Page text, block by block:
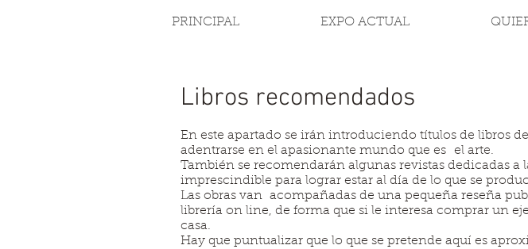
PRINCIPAL EXPO ACTUAL
Libros recomendados
En este apartado se irán introduciendo títulos de libros
adentrarse en el apasionante mundo que es el arte.
También se recomendarán algunas revistas dedicadas
imprescindible para lograr estar al día de lo que se
Las obras van acompañadas de una pequeña reseña
librería on line, de forma que si le interesa comprar un
casa.
Hay que puntualizar que lo que se pretende aquí es